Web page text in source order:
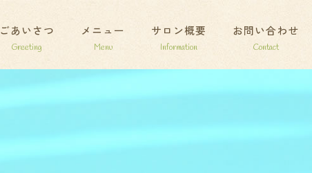
ごあいさつ メニュー サロン概要 お問い合わせ